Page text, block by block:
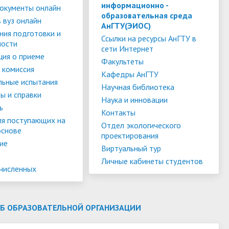
Финансово-хозяйственная
деятельность
Организация питания в
образовательной организации
Информация Министерства науки и
высшего образования РФ
Международное сотрудничество
Информационная поддержка
сотрудников и обучающихся по
вопросам коронавирусной
инфекции и организации
дистанционного обучения
платной основе
Для поступающих из ДНР, ЛНР,
Запорожской области и
Херсонской области
Дополнительный прием
онлайн
онлайн
подготовки и
о приеме
испытания
и справки
поступающих на
информационно -
образовательная среда
АнГТУ(ЭИОС)
Ссылки на ресурсы АнГТУ в
сети Интернет
Факультеты
Кафедры АнГТУ
Научная библиотека
Наука и инновации
Контакты
Отдел экологического
проектирования
Виртуальный тур
Личные кабинеты студентов
ОБРАЗОВАТЕЛЬНОЙ ОРГАНИЗАЦИИ